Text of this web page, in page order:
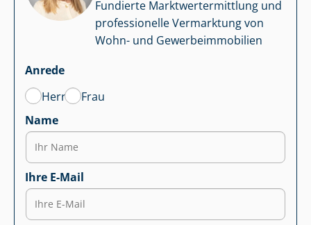
Fundierte Markt­wert­ermitt­lung und
professionelle Vermarktung von
Wohn- und Ge­wer­be­im­mo­bi­li­en
Anrede
Herr
Frau
Name
Ihre E-Mail